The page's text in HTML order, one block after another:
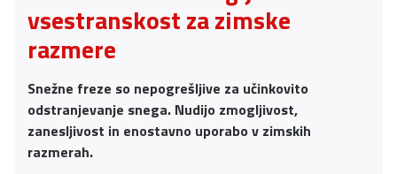
vsestranskost za zimske
razmere
Snežne freze so nepogrešljive za učinkovito
odstranjevanje snega. Nudijo zmogljivost,
zanesljivost in enostavno uporabo v zimskih
razmerah.